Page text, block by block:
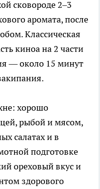
сковороде 2–3
аромата, после
Классическая
киноа на 2 части
— около 15 минут
хорошо
рыбой и мясом,
салатах и в
подготовке
ореховый вкус и
здорового